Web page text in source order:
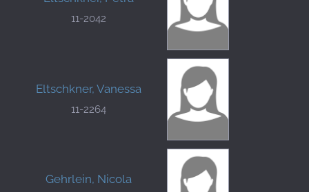
11-2042
Eltschkner, Vanessa
11-2264
Gehrlein, Nicola